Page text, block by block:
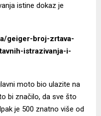
istine dokaz je
geiger-broj-zrtava-
istrazivanja-i-
moto bio ulazite na
bi značilo, da sve što
je 500 znatno više od